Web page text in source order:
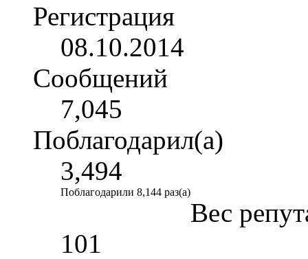
Регистрация
08.10.2014
Сообщений
7,045
Поблагодарил(а)
3,494
Поблагодарили 8,144 раз(а)
Вес
101